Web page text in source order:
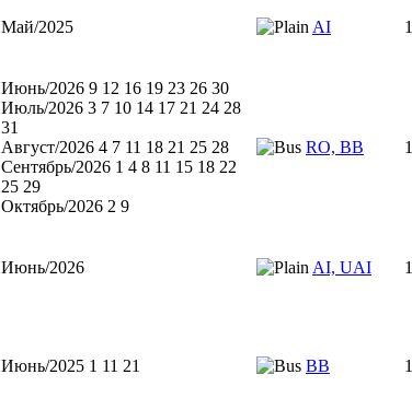
Май/2025 AI 1
Июнь/2026 9 12 16 19 23 26 30
Июль/2026 3 7 10 14 17 21 24 28
31
Август/2026 4 7 11 18 21 25 28
Сентябрь/2026 1 4 8 11 15 18 22
25 29
Октябрь/2026 2 9
RO, BB 1
Июнь/2026 AI, UAI 1
Июнь/2025 1 11 21 BB 1